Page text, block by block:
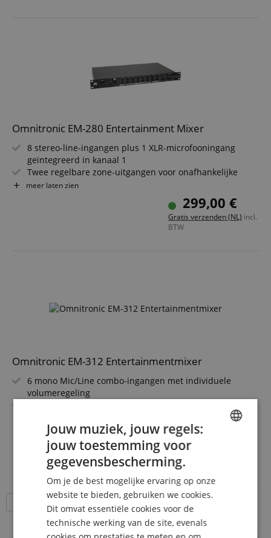
Omnitronic EM-280 Entertainment Mixer
8 stereo-line-ingangen plus 1 XLR-microfooningang
geïntegreerd in kanaal 1
Twee regelbare zone-uitgangen voor onafhankelijke
audiozones
Rackmontage 19" , 1 HE, diepte 28,0 cm -
Omschakelbare nominale niveaus +4 dBu / -10 dBV -
meer laten zien
299,00 €
Gratis verzenden (NL) incl.
BTW
Omnitronic EM-312 Entertainmentmixer
6 mono Mic/Line combo-ingangen met individuele
volumeregeling
Phantomvoeding per microfooningang inschakelbaar
Symmetrische stereo-XLR-uitgangen + mono-
klinkuitgang
3-band-equalizer + LED-pegelweergave voor nauwkeurig
monitoren
Rackmontage 1 HE (19") met 48,3 cm breedte - ideaal
voor installaties
165,00 €
Gratis verzenden (NL)
BTW
Jouw muziek, jouw regels:
jouw toestemming voor
gegevensbescherming.
Om je de best mogelijke ervaring op onze
website te bieden, gebruiken we cookies.
Dit omvat essentiële cookies voor de
technische werking van de site, evenals